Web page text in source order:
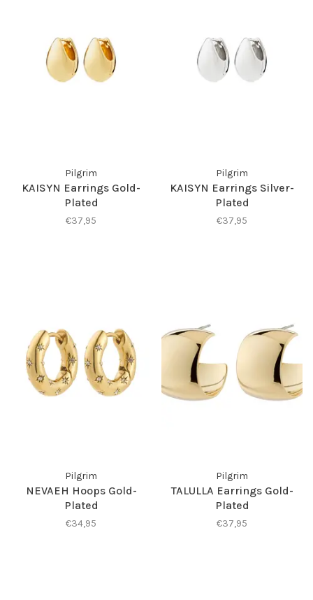
Pilgrim
KAISYN Earrings Gold-
Plated
€37,95
Pilgrim
KAISYN Earrings Silver-
Plated
€37,95
Pilgrim
NEVAEH Hoops Gold-
Plated
€34,95
Pilgrim
TALULLA Earrings Gold-
Plated
€37,95